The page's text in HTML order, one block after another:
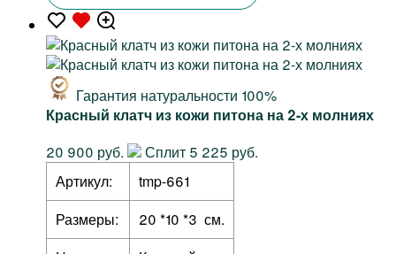
Гарантия натуральности 100%
Красный клатч из кожи питона на 2-х молниях
20 900 руб.
Сплит 5 225 руб.
Артикул:
tmp-661
Размеры:
20 *10 *3 см.